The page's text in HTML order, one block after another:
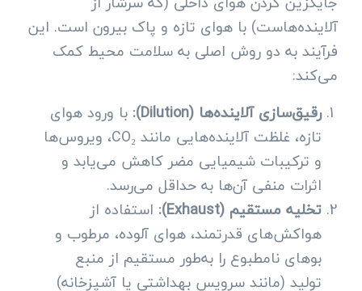
آلاینده‌هاست) با هوای تازه و پاک بیرون است. این
فرآیند به دو روش اصلی به سلامت محیط کمک
می‌کند:
رقیق‌سازی آلاینده‌ها (Dilution):
با ورود هوای
تازه، غلظت آلاینده‌هایی مانند CO₂، ویروس‌ها
و ترکیبات شیمیایی مضر کاهش می‌یابد و
اثرات منفی آن‌ها به حداقل می‌رسد.
تخلیه مستقیم (Exhaust):
استفاده از
هواکش‌های قدرتمند، هوای آلوده، مرطوب و
بوهای نامطبوع را به‌طور مستقیم از منبع
تولید (مانند سرویس بهداشتی یا آشپزخانه)